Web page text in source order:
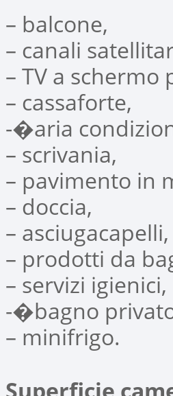
– balcone,
– canali
– TV a schermo
– cassaforte,
-�aria
– scrivania,
– pavimento in
– doccia,
– asciugacapelli,
– prodotti da
– servizi igienici,
-�bagno
– minifrigo.